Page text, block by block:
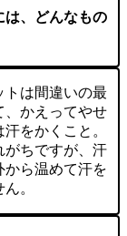
は、どんなもの
トは間違いの最
、かえってやせ
をかくこと。
がちですが、汗
から温めて汗を
。